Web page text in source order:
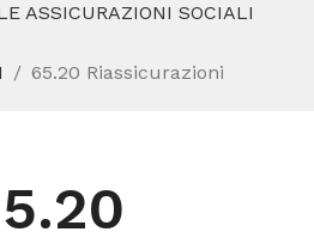
ASSICURAZIONI SOCIALI
65.20 Riassicurazioni